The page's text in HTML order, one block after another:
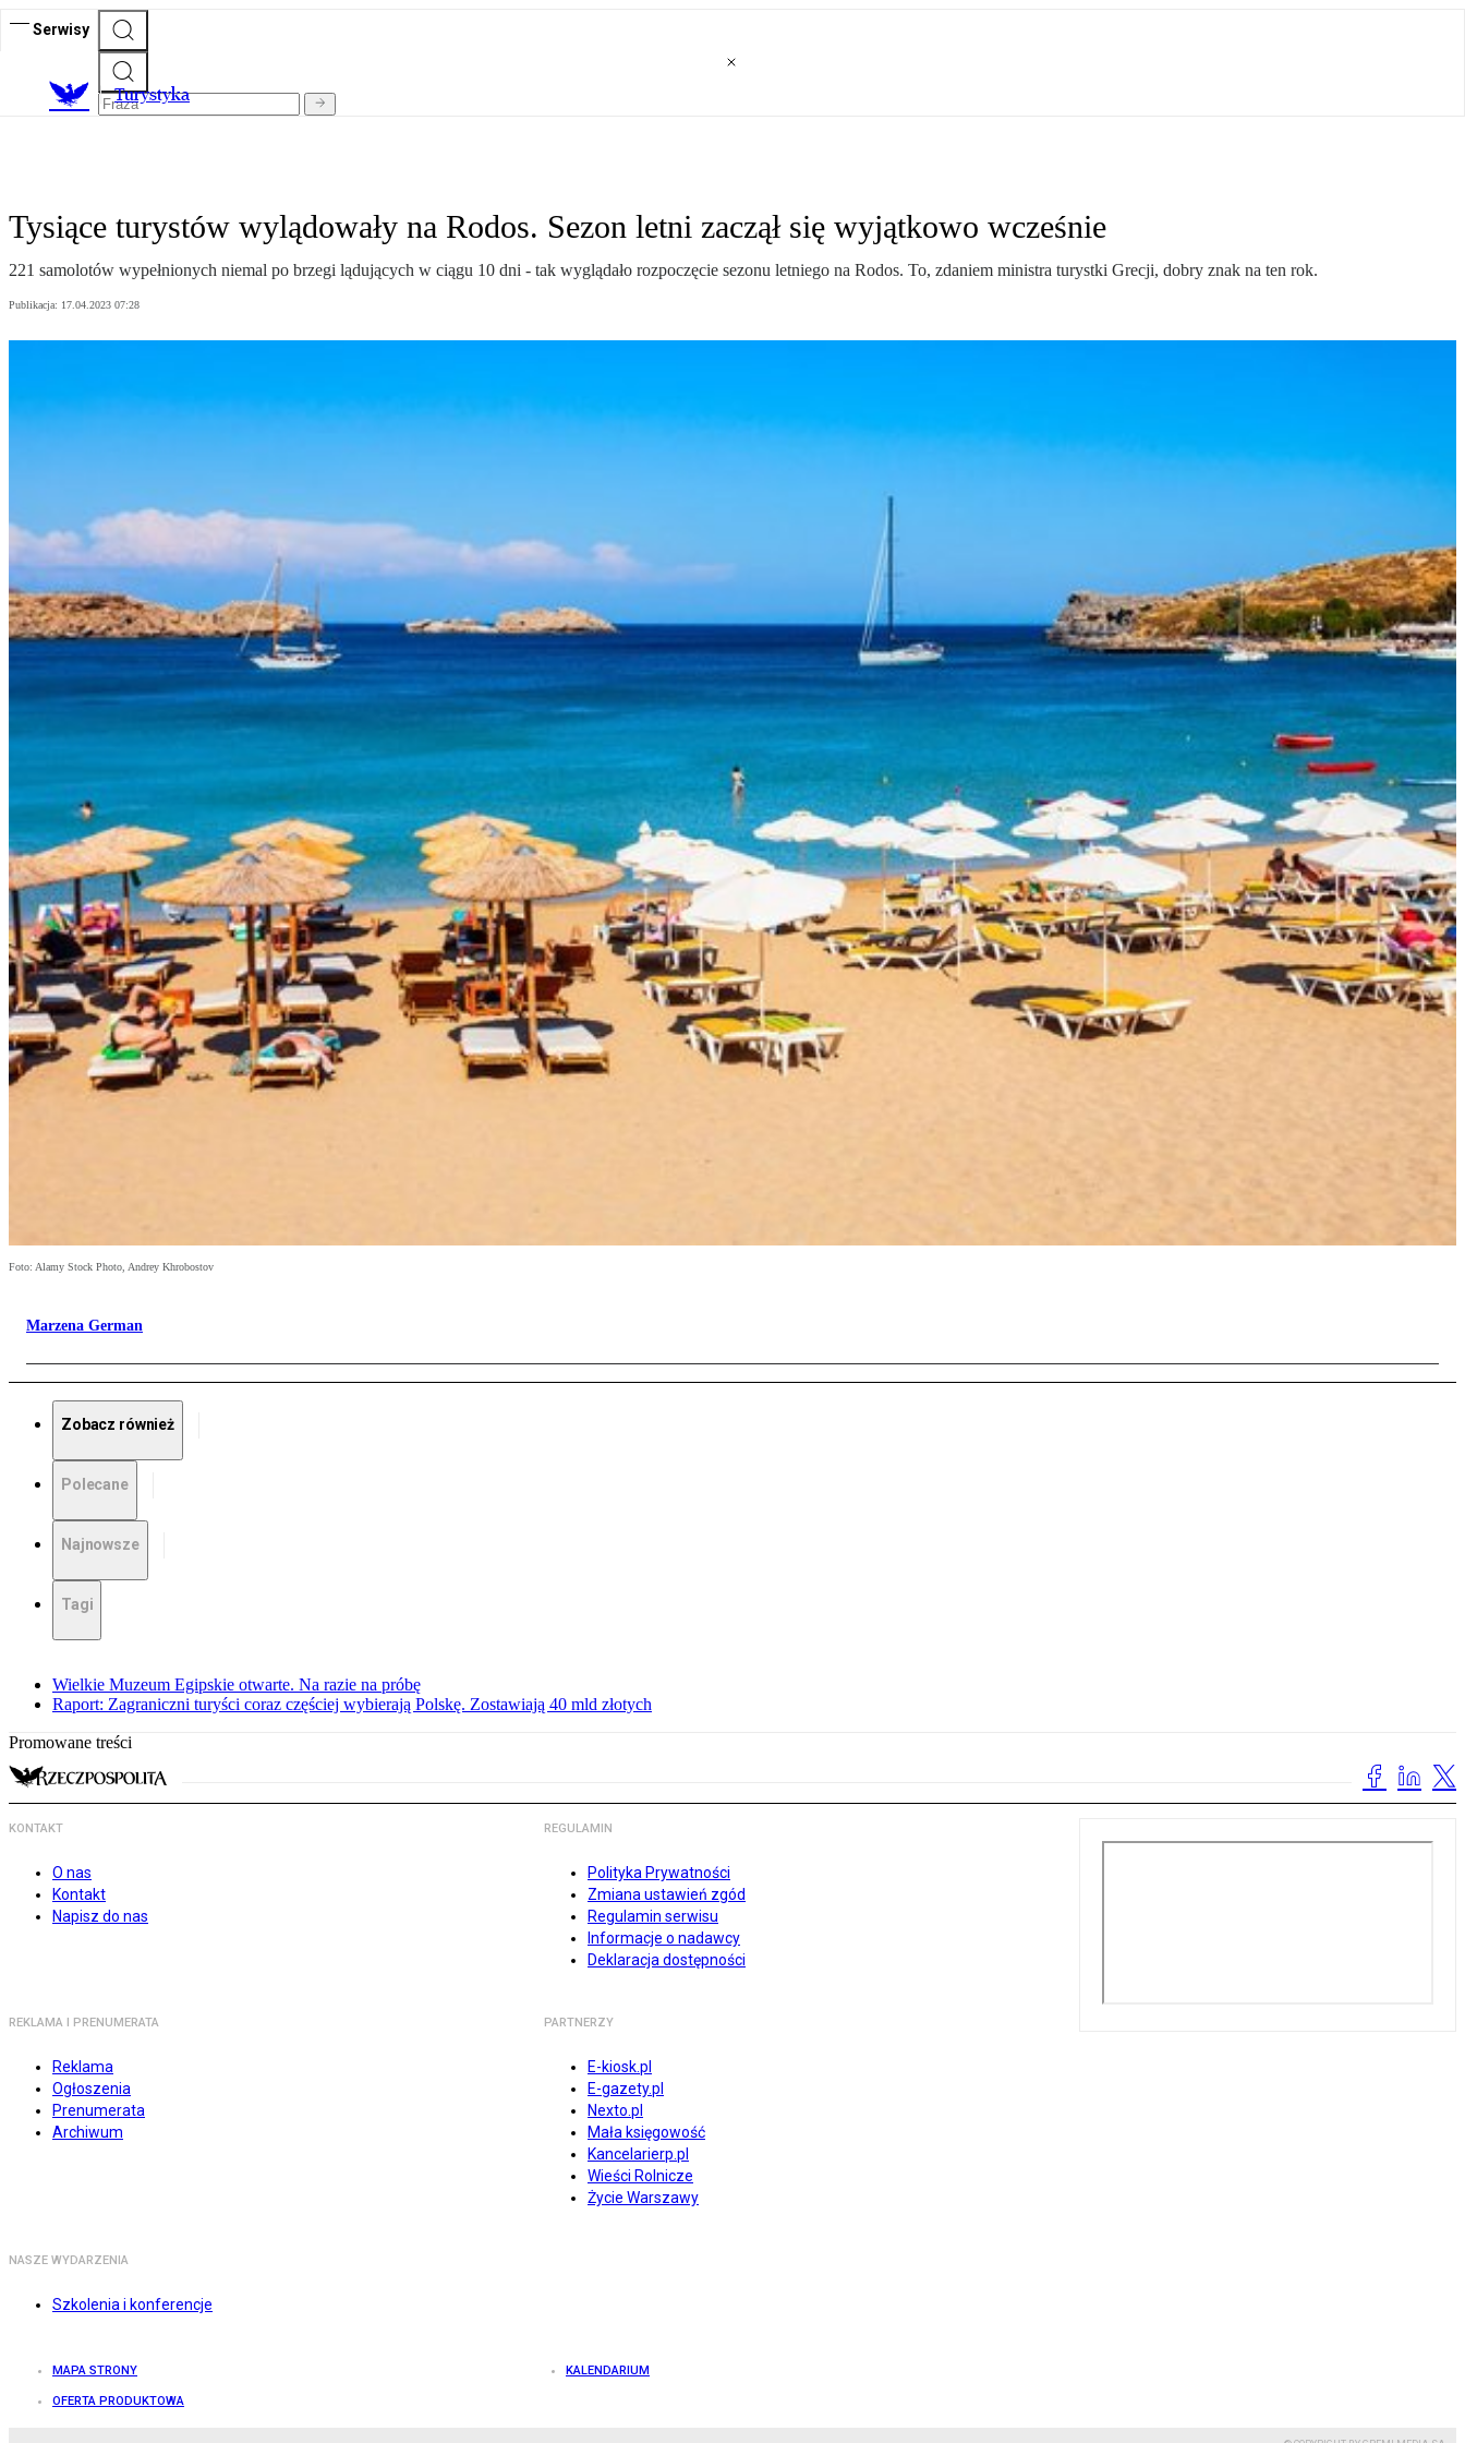
Serwisy
Turystyka
Tysiące turystów wylądowały na Rodos. Sezon letni zaczął się wyjątkowo wcześnie
221 samolotów wypełnionych niemal po brzegi lądujących w ciągu 10 dni - tak wyglądało rozpoczęcie sezonu letniego na Rodos. To, zdaniem ministra turystki Grecji, dobry znak na ten rok.
Publikacja: 17.04.2023 07:28
Foto: Alamy Stock Photo, Andrey Khrobostov
Marzena German
Zobacz również
Polecane
Najnowsze
Tagi
Wielkie Muzeum Egipskie otwarte. Na razie na próbę
Raport: Zagraniczni turyści coraz częściej wybierają Polskę. Zostawiają 40 mld złotych
Promowane treści
KONTAKT
O nas
Kontakt
Napisz do nas
REGULAMIN
Polityka Prywatności
Zmiana ustawień zgód
Regulamin serwisu
Informacje o nadawcy
Deklaracja dostępności
REKLAMA I PRENUMERATA
Reklama
Ogłoszenia
Prenumerata
Archiwum
PARTNERZY
E-kiosk.pl
E-gazety.pl
Nexto.pl
Mała księgowość
Kancelarierp.pl
Wieści Rolnicze
Życie Warszawy
NASZE WYDARZENIA
Szkolenia i konferencje
MAPA STRONY KALENDARIUM
OFERTA PRODUKTOWA